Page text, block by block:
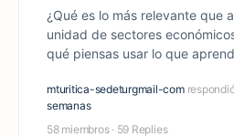
¿Qué es lo más relevante que
unidad de sectores
qué piensas usar lo que
mturitica-sedeturgmail-com
semanas
58 miembros · 59 Replies